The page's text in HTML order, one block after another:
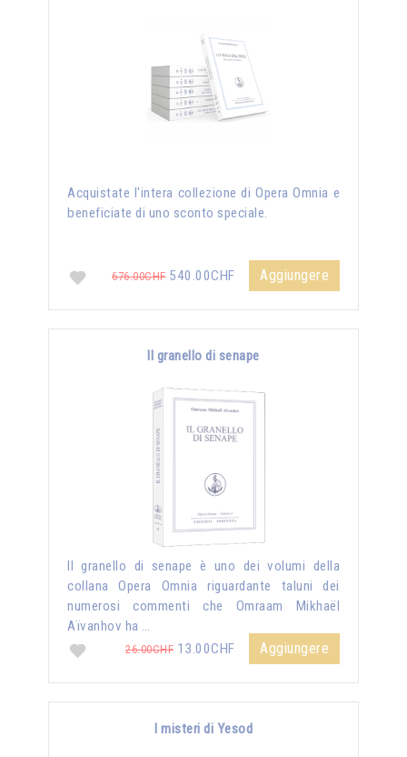
Acquistate l'intera collezione di Opera Omnia e
beneficiate di uno sconto speciale.
676.00CHF540.00CHF Aggiungere
Il granello di senape
Il granello di senape è uno dei volumi della
collana Opera Omnia riguardante taluni dei
numerosi commenti che Omraam Mikhaël
Aïvanhov ha …
26.00CHF 13.00CHF Aggiungere
I misteri di Yesod